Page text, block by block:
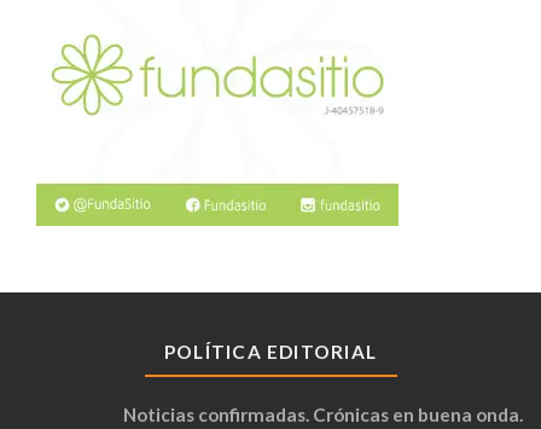
POLÍTICA EDITORIAL
Noticias confirmadas. Crónicas en buena onda.